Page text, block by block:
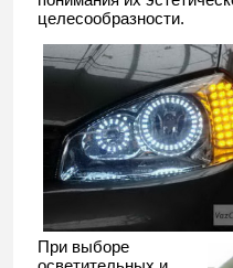
целесообразности.
При выборе